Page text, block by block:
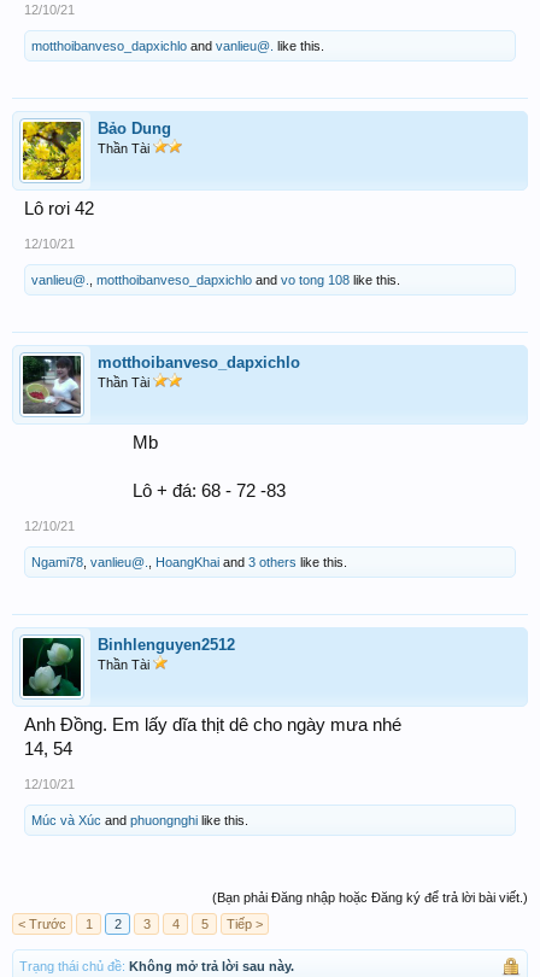
12/10/21
motthoibanveso_dapxichlo and vanlieu@. like this.
Bảo Dung
Thần Tài
Lô rơi 42
12/10/21
vanlieu@. motthoibanveso_dapxichlo and vo tong 108 like this.
motthoibanveso_dapxichlo
Thần Tài
Mb
Lô + đá: 68 - 72 -83​
12/10/21
Ngami78 vanlieu@. HoangKhai and 3 others like this.
Binhlenguyen2512
Thần Tài
Anh Đồng. Em lấy dĩa thịt dê cho ngày mưa nhé
14, 54
12/10/21
Múc và Xúc and phuongnghi like this.
(Bạn phải Đăng nhập hoặc Đăng ký để trả lời bài viết.)
< Trước
1 2 3 4 5 Tiếp >
Trạng thái chủ đề: Không mở trả lời sau này.